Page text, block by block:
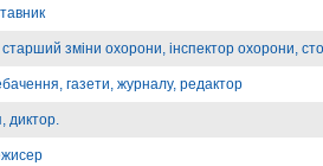
зміни охорони, інспектор охорони,
газети, журналу, редактор
диктор.